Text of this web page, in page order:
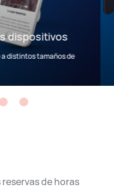
dispositivos
distintos tamaños de
de horas